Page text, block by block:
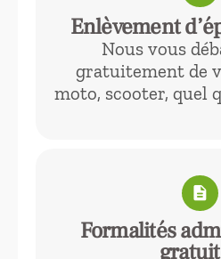
Enlèvement
Nous vous
gratuitement de
moto, scooter, quel
description
Formalités